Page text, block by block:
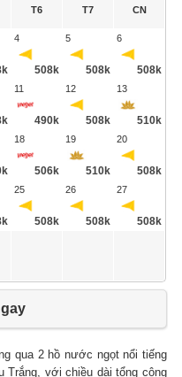
T6 T7 CN
4
508k
5
508k
6
508k
11
490k
12
508k
13
510k
18
506k
19
510k
20
508k
25
508k
26
508k
27
508k
qua 2 hồ nước ngọt nổi tiếng
Trắng, với chiều dài tổng cộng